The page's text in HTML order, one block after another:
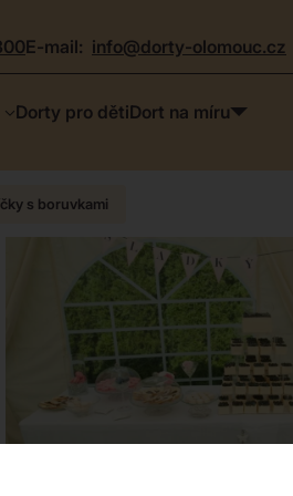
e-mail: info@dorty-olomouc.cz
Dorty pro dětiDort na míru
s boruvkami